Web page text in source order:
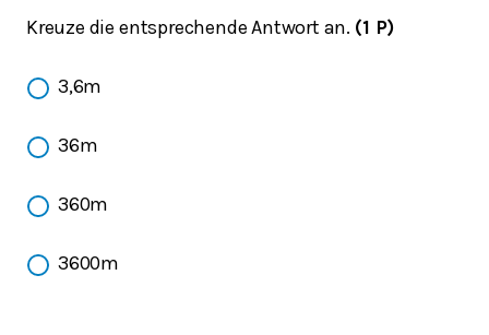
Kreuze die entsprechende Antwort an. (1 P)
3,6m
36m
360m
3600m